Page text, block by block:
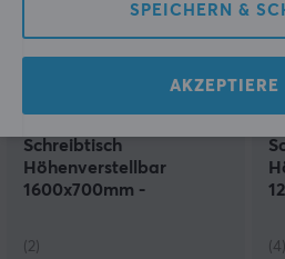
Schreibtisch
Höhenverstellbar
1600x700mm -
(2) (4)
SPEICHERN &
AKZEPTIERE